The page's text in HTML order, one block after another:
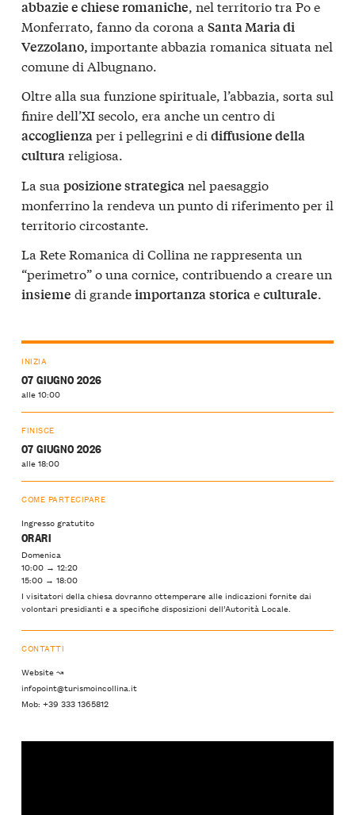
abbazie e chiese romaniche , nel territorio tra Po e
Monferrato, fanno da corona a Santa Maria di
Vezzolano,importante abbazia romanica situata nel
comune di Albugnano.
Oltre alla sua funzione spirituale, l’abbazia, sorta sul
finire dell’XI secolo, era anche un centro di
accoglienzaper i pellegrini e di diffusione della
culturareligiosa.
La sua posizione strategicanel paesaggio
monferrino la rendeva un punto di riferimento per il
territorio circostante.
La Rete Romanica di Collina ne rappresenta un
“perimetro” o una cornice, contribuendo a creare un
insieme di grandeimportanzastoricaeculturale.
INIZIA
07 GIUGNO 2026
alle 10:00
FINISCE
07 GIUGNO 2026
alle 18:00
COME PARTECIPARE
Ingresso gratutito
ORARI
Domenica
10:00 → 12:20
15:00 → 18:00
I visitatori della chiesa dovranno ottemperare alle indicazioni fornite dai
volontari presidianti e a specifiche disposizioni dell’Autorità Locale.
CONTATTI
Website ↝
infopoint@turismoincollina.it
Mob: +39 333 1365812